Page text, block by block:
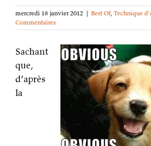
mercredi 18 janvier 2012 | Best Of, Technique
Commentaires
Sachant
que,
d’après
la